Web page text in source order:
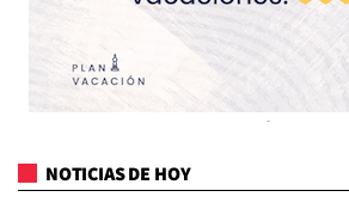
NOTICIAS DE HOY